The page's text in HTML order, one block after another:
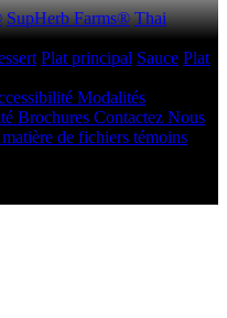
SupHerb Farms® Thai
Plat principal Sauce Plat
Modalités
Brochures Contactez Nous
de fichiers témoins